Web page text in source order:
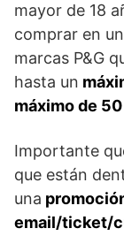
mayor de 18
comprar en
marcas P&G
hasta un
máximo de
Importante
que están
una
email/ticket/